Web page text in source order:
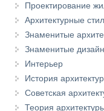
Проектирование
Архитектурные
Знаменитые
Знаменитые
Интерьер
История
Советская
Теория